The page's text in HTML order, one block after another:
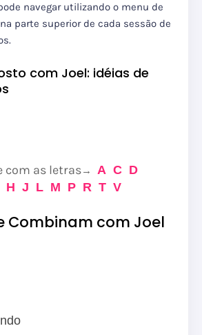
navegar utilizando o menu de
parte superior de cada sessão de
com Joel: idéias de
com as letras→ A C D
H J L M P R T V
Combinam com Joel